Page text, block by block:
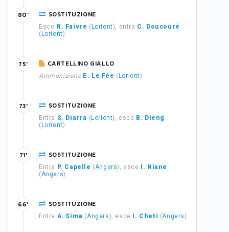
SOSTITUZIONE
Esce R. Faivre ( Lorient), entra C. Doucouré
( Lorient)
80'
CARTELLINO GIALLO
Ammonizione E. Le Fée ( Lorient)
75'
SOSTITUZIONE
Entra S. Diarra ( Lorient), esce B. Dieng
( Lorient)
73'
SOSTITUZIONE
Entra P. Capelle (Angers), esce
I. Niane
(Angers)
71'
SOSTITUZIONE
Entra A. Sima (Angers), esce I. Cheti (Angers)
66'